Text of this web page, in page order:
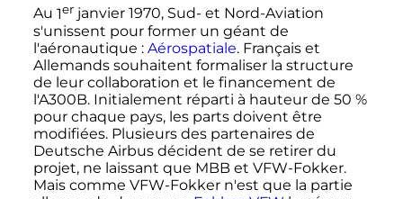
Au 1erjanvier 1970, Sud- et Nord-Aviation
s'unissent pour former un géant de
l'aéronautique : Aérospatiale. Français et
Allemands souhaitent formaliser la structure
de leur collaboration et le financement de
l'A300B. Initialement réparti à hauteur de 50 %
pour chaque pays, les parts doivent être
modifiées. Plusieurs des partenaires de
Deutsche Airbus décident de se retirer du
projet, ne laissant que MBB et VFW-Fokker.
Mais comme VFW-Fokker n'est que la partie